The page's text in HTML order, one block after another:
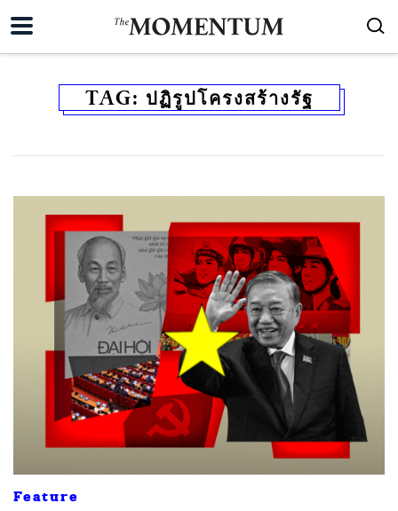
TAG: ปฏิรูปโครงสร้างรัฐ
Feature
SHARE TWEET LINE EMAIL